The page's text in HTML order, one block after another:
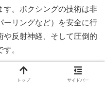
す。ボクシングの技術は非
ーリングなど）を安全に行
や反射神経、そして圧倒的
。
ア選手は、ほぼ毎日ジムに
トップ サイドバー